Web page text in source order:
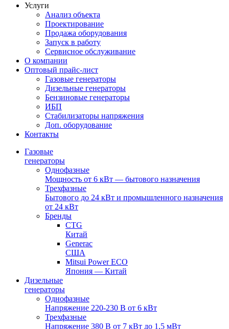
Услуги
Анализ объекта
Проектирование
Продажа оборудования
Запуск в работу
Сервисное обслуживание
О компании
Оптовый прайс-лист
Газовые генераторы
Дизельные генераторы
Бензиновые генераторы
ИБП
Стабилизаторы напряжения
Доп. оборудование
Контакты
Газовые
генераторы
Однофазные
Мощность от 6 кВт — бытового назначения
Трехфазные
Бытового до 24 кВт и промышленного назначения
от 24 кВт
Бренды
CTG
Китай
Generac
США
Mitsui Power ECO
Япония — Китай
Дизельные
генераторы
Однофазные
Напряжение 220-230 В от 6 кВт
Трехфазные
Напряжение 380 В от 7 кВт до 1,5 мВт